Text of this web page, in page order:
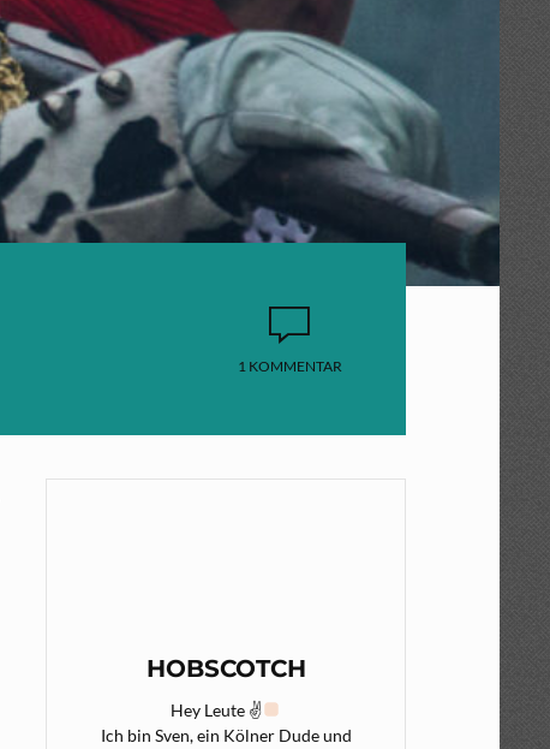
1 KOMMENTAR
HOBSCOTCH
Hey Leute ✌
Ich bin Sven, ein Kölner Dude und